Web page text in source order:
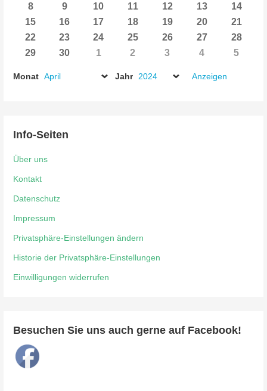
April
2024
April
2024
April
2024
April
2024
April
2024
April
2024
April
2024
88.
April
2024
99.
April
2024
10 1111.
April
2024
1212.
April
2024
1313.
April
2024
1414.
2024
15 16 17 1818.
April
1919.
April
2020.
April
2121.
April
22 23 24 2525.
2626.
2727.
2828.
29
2024
30 11.
2024
2
2024
3 4
2024
5
Monat Jahr
Info-Seiten
Über uns
Kontakt
Datenschutz
Impressum
Privatsphäre-Einstellungen ändern
Historie der Privatsphäre-Einstellungen
Einwilligungen widerrufen
Besuchen Sie uns auch gerne auf Facebook!